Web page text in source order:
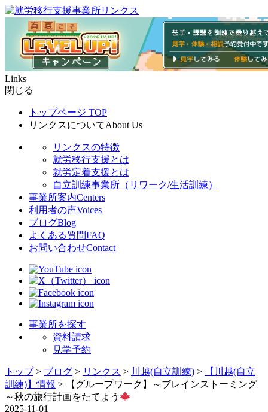
Links
閉じる
トップページ TOP
リンクスについてAbout Us
リンクスの特徴
就労移行支援とは
就労定着支援とは
自立訓練事業所（リワーク/生活訓練）
事業所案内Centers
利用者の声Voices
ブログBlog
よくある質問FAQ
お問い合わせContact
事業所を探す
資料請求
見学予約
トップ> ブログ > リンクス > 川越(自立訓練) >
【川越(自立
訓練)】情報 >
【グループワーク】～ブレインストーミング
～秋の旅行計画をたてよう
2025-11-01